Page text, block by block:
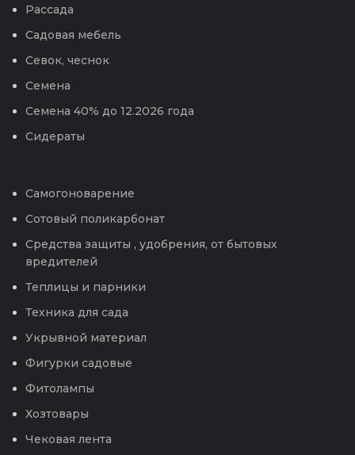
Рассада
Садовая мебель
Севок, чеснок
Семена
Семена 40% до 12.2026 года
Сидераты
Самогоноварение
Сотовый поликарбонат
Средства защиты , удобрения, от бытовых
вредителей
Теплицы и парники
Техника для сада
Укрывной материал
Фигурки садовые
Фитолампы
Хозтовары
Чековая лента